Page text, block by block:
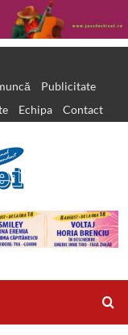
Publicitate
Echipa Contact